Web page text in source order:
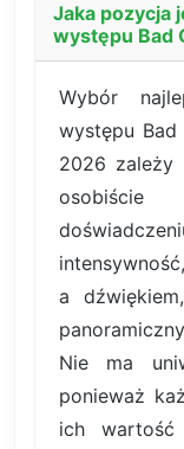
Jaka pozycja
występu Bad
Wybór
występu Bad
2026 zależy
a
Nie ma
ponieważ
ich